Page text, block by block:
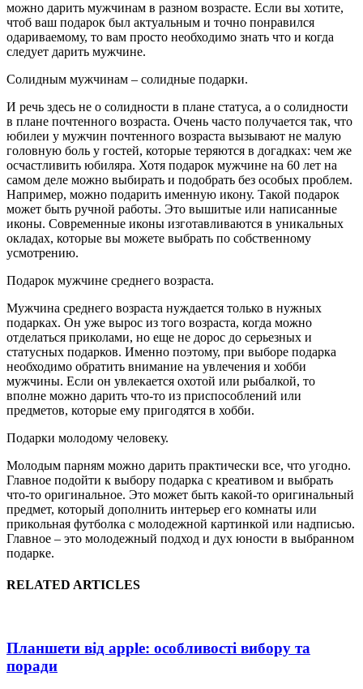
можно дарить мужчинам в разном возрасте. Если вы хотите,
чтоб ваш подарок был актуальным и точно понравился
одариваемому, то вам просто необходимо знать что и когда
следует дарить мужчине.
Солидным мужчинам – солидные подарки.
И речь здесь не о солидности в плане статуса, а о солидности
в плане почтенного возраста. Очень часто получается так, что
юбилеи у мужчин почтенного возраста вызывают не малую
головную боль у гостей, которые теряются в догадках: чем же
осчастливить юбиляра. Хотя подарок мужчине на 60 лет на
самом деле можно выбирать и подобрать без особых проблем.
Например, можно подарить именную икону. Такой подарок
может быть ручной работы. Это вышитые или написанные
иконы. Современные иконы изготавливаются в уникальных
окладах, которые вы можете выбрать по собственному
усмотрению.
Подарок мужчине среднего возраста.
Мужчина среднего возраста нуждается только в нужных
подарках. Он уже вырос из того возраста, когда можно
отделаться приколами, но еще не дорос до серьезных и
статусных подарков. Именно поэтому, при выборе подарка
необходимо обратить внимание на увлечения и хобби
мужчины. Если он увлекается охотой или рыбалкой, то
вполне можно дарить что-то из приспособлений или
предметов, которые ему пригодятся в хобби.
Подарки молодому человеку.
Молодым парням можно дарить практически все, что угодно.
Главное подойти к выбору подарка с креативом и выбрать
что-то оригинальное. Это может быть какой-то оригинальный
предмет, который дополнить интерьер его комнаты или
прикольная футболка с молодежной картинкой или надписью.
Главное – это молодежный подход и дух юности в выбранном
подарке.
RELATED ARTICLES
Планшети від apple: особливості вибору та
поради